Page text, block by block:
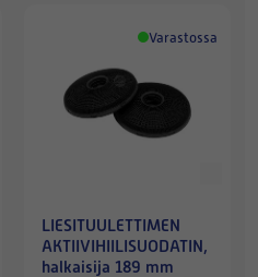
Varastossa
LIESITUULETTIMEN
AKTIIVIHIILISUODATIN,
halkaisija 189 mm